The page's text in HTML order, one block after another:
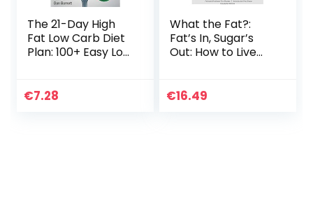
The 21-Day High
Fat Low Carb Diet
Plan: 100+ Easy Low
€7.28
What the Fat?:
Fat’s In, Sugar’s
Out: How to Live
Lifestyle
€16.49